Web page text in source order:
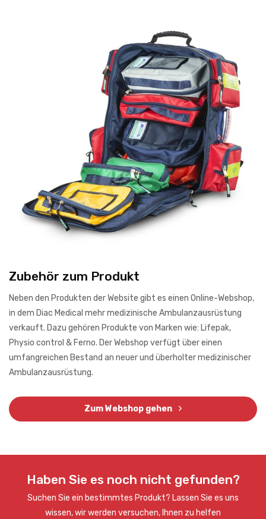
Zubehör zum Produkt
Neben den Produkten der Website gibt es einen Online-Webshop,
in dem Diac Medical mehr medizinische Ambulanzausrüstung
verkauft. Dazu gehören Produkte von Marken wie: Lifepak,
Physio control & Ferno. Der Webshop verfügt über einen
umfangreichen Bestand an neuer und überholter medizinischer
Ambulanzausrüstung.
Zum Webshop gehen
Haben Sie es noch nicht gefunden?
Suchen Sie ein bestimmtes Produkt? Lassen Sie es uns
wissen, wir werden versuchen, Ihnen zu helfen